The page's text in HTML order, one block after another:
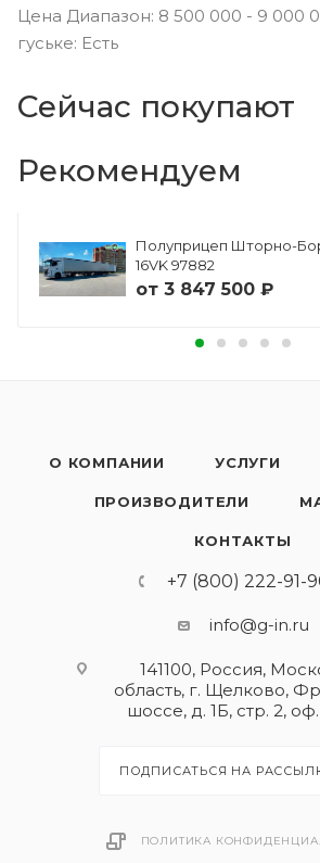
Цена Диапазон: 8 500 000 - 9 000
гуське: Есть
Сейчас покупают
Рекомендуем
Полуприцеп Шторно-
16VK 97882
от 3 847 500 ₽
О КОМПАНИИ УСЛУГИ
ПРОИЗВОДИТЕЛИ
КОНТАКТЫ
+7 (800) 222-91-
info@g-in.ru
141100, Россия,
область, г. Щелково,
шоссе, д. 1Б, стр. 2,
ПОДПИСАТЬСЯ НА
ПОЛИТИКА